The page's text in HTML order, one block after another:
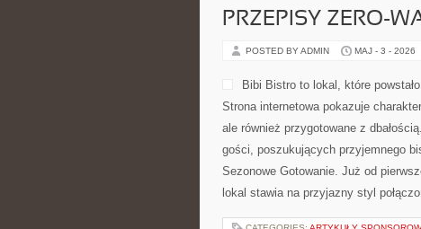
PRZEPISY ZERO-
POSTED BY ADMIN MAJ - 3 - 2026
Bibi Bistro to lokal, które
Strona internetowa pokazuje
ale również przygotowane z
gości, poszukujących przyjemnego
Sezonowe Gotowanie. Już od
lokal stawia na przyjazny styl